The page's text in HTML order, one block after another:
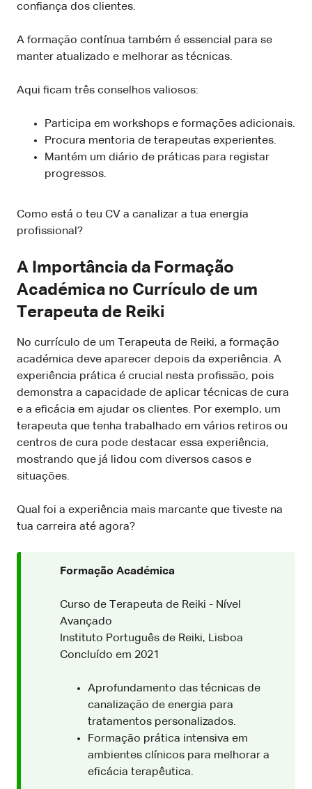
confiança dos clientes.
A formação contínua também é essencial para se
manter atualizado e melhorar as técnicas.
Aqui ficam três conselhos valiosos:
Participa em workshops e formações adicionais.
Procura mentoria de terapeutas experientes.
Mantém um diário de práticas para registar
progressos.
Como está o teu CV a canalizar a tua energia
profissional?
A Importância da Formação
Académica no Currículo de um
Terapeuta de Reiki
No currículo de um Terapeuta de Reiki, a formação
académica deve aparecer depois da experiência. A
experiência prática é crucial nesta profissão, pois
demonstra a capacidade de aplicar técnicas de cura
e a eficácia em ajudar os clientes. Por exemplo, um
terapeuta que tenha trabalhado em vários retiros ou
centros de cura pode destacar essa experiência,
mostrando que já lidou com diversos casos e
situações.
Qual foi a experiência mais marcante que tiveste na
tua carreira até agora?
Formação Académica
Curso de Terapeuta de Reiki - Nível
Avançado
Instituto Português de Reiki, Lisboa
Concluído em 2021
Aprofundamento das técnicas de
canalização de energia para
tratamentos personalizados.
Formação prática intensiva em
ambientes clínicos para melhorar a
eficácia terapêutica.